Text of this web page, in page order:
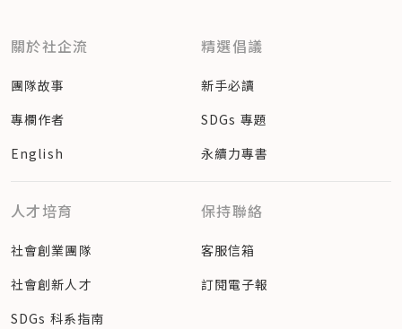
關於社企流
團隊故事
專欄作者
English
精選倡議
新手必讀
SDGs 專題
永續力專書
人才培育
社會創業團隊
社會創新人才
SDGs 科系指南
保持聯絡
客服信箱
訂閱電子報